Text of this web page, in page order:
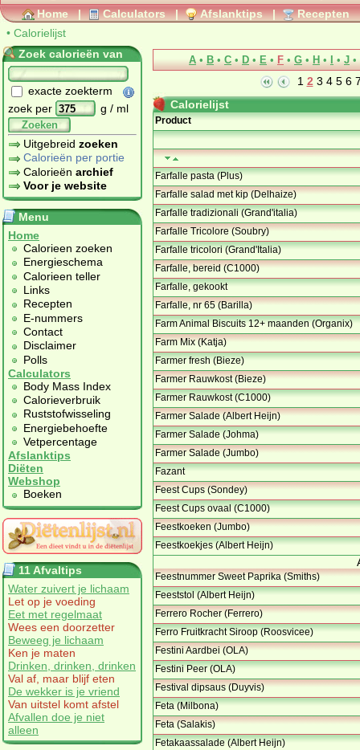
Home | Calculators | Afslanktips | Recepten
• Calorielijst
Zoek calorieën van
exacte zoekterm
zoek per
g / ml
Zoeken
Uitgebreid zoeken
Calorieën per portie
Calorieën archief
Voor je website
Menu
Home
Calorieen zoeken
Energieschema
Calorieen teller
Links
Recepten
E-nummers
Contact
Disclaimer
Polls
Calculators
Body Mass Index
Calorieverbruik
Ruststofwisseling
Energiebehoefte
Vetpercentage
Afslanktips
Diëten
Webshop
Boeken
11 Afvaltips
Water zuivert je lichaam
Let op je voeding
Eet met regelmaat
Wees een doorzetter
Beweeg je lichaam
Ken je maten
Drinken, drinken, drinken
Val af, maar blijf eten
De wekker is je vriend
Van uitstel komt afstel
Afvallen doe je niet
alleen
A • B • C • D • E • F • G • H • • J •
1 2 3 4 5 6
Calorielijst
Product
Farfalle pasta (Plus)
Farfalle salad met kip (Delhaize)
Farfalle tradizionali (Grand'italia)
Farfalle Tricolore (Soubry)
Farfalle tricolori (Grand'Italia)
Farfalle, bereid (C1000)
Farfalle, gekookt
Farfalle, nr 65 (Barilla)
Farm Animal Biscuits 12+ maanden (Organix)
Farm Mix (Katja)
Farmer fresh (Bieze)
Farmer Rauwkost (Bieze)
Farmer Rauwkost (C1000)
Farmer Salade (Albert Heijn)
Farmer Salade (Johma)
Farmer Salade (Jumbo)
Fazant
Feest Cups (Sondey)
Feest Cups ovaal (C1000)
Feestkoeken (Jumbo)
Feestkoekjes (Albert Heijn)
Feestnummer Sweet Paprika (Smiths)
Feeststol (Albert Heijn)
Ferrero Rocher (Ferrero)
Ferro Fruitkracht Siroop (Roosvicee)
Festini Aardbei (OLA)
Festini Peer (OLA)
Festival dipsaus (Duyvis)
Feta (Milbona)
Feta (Salakis)
Fetakaassalade (Albert Heijn)